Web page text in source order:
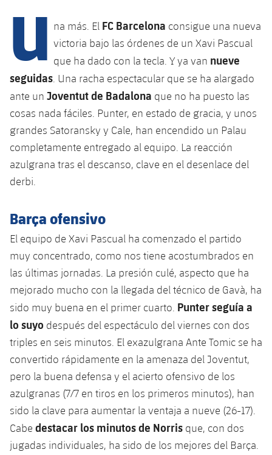
plusicon
más
Palau Blaugrana
Estadi Johan Cruyff
Ciutat Esportiva
La Masia
plusicon
más
Servicios
Servicios Médicos
Accesibilidad
plusicon
más
Acreditaciones
Instalaciones
SUB13
SUB11 A
SUB11 B
SUB10 A
SUB9 B
SUB8 A
SUB8 B
SUB13 B
SUB12 C
Entradas
Gameday Shows
Resultados
Clasificación
Jugadores
Historia
Palmarés
Junior
Cadete A
Cadete B
Infantil A
Mini
PLUSICON
MÁS
Primer Equipo
plusicon
más
Actualidad
Calendario
Entradas
Clasificaciones
Jugadores
Fotos
Historia
Palmarés
Barça Atlètic
plusicon
más
Actualidad
Calendario
Clasificaciones
Jugadores
Fotos
Base
plusicon
más
Actualidad
Cadete B
Infantil A
Infantil B
Actualidad
Calendario
Entradas
Resultados
Clasificaciones
Jugadors
Fotos
Palmarés
Barça Atlètic
plusicon
más
Actualidad
Resultados
Jugadores
Clasificaciones
Base
plusicon
más
Actualidad
Juvenil
Cadete
Infantil
Alevín
Campus Verano
PLUSICON
MÁS
Primer equipo
plusicon
más
Actualidad
Calendario
Barça Atlètic
plusicon
más
Actualidad
Base
plusicon
más
U na más. El FC Barcelona consigue una nueva
victoria bajo las órdenes de un Xavi Pascual
que ha dado con la tecla. Y ya van nueve
seguidas . Una racha espectacular que se ha alargado
ante un Joventut de Badalona que no ha puesto las
cosas nada fáciles. Punter, en estado de gracia, y unos
grandes Satoransky y Cale, han encendido un Palau
completamente entregado al equipo. La reacción
azulgrana tras el descanso, clave en el desenlace del
derbi.
Barça ofensivo
El equipo de Xavi Pascual ha comenzado el partido
muy concentrado, como nos tiene acostumbrados en
las últimas jornadas. La presión culé, aspecto que ha
mejorado mucho con la llegada del técnico de Gavà, ha
sido muy buena en el primer cuarto. Punter seguía a
lo suyo después del espectáculo del viernes con dos
triples en seis minutos. El exazulgrana Ante Tomic se ha
convertido rápidamente en la amenaza del Joventut,
pero la buena defensa y el acierto ofensivo de los
azulgranas (7/7 en tiros en los primeros minutos), han
sido la clave para aumentar la ventaja a nueve (26-17).
Cabe destacar los minutos de Norris que, con dos
jugadas individuales, ha sido de los mejores del Barça.